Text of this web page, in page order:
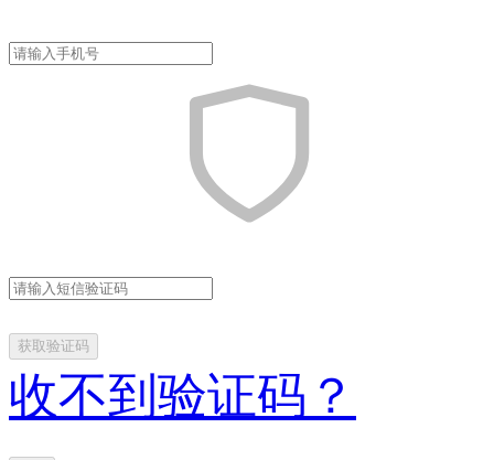
获取验证码
收不到验证码？